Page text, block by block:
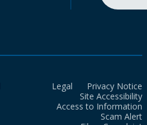
Legal
Privacy Notice
Site Accessibility
Access to Information
Scam Alert